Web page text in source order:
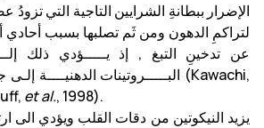
الإضرار ببطانةِ الشرايين التاجية التي
لتراكمِ الدهون ومن ثَم تصلبها بسبب أحادي
عن تدخينِ التبغ , إذ يـــــؤدي ذلك
البـــــروتينات الدهنيــــة إلـى جدران الأوعية الدموية (Kawachi,
et al., 1998).
يزيد النيكوتين من دقات القلب ويؤدي الى